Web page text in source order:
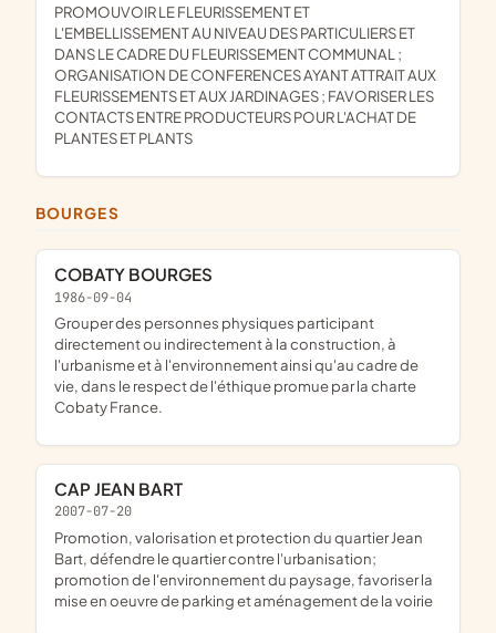
pROMOUVOIR LE FLEURISSEMENT ET
L'EMBELLISSEMENT AU NIVEAU DES PARTICULIERS ET
DANS LE CADRE DU FLEURISSEMENT COMMUNAL ;
ORGANISATION DE CONFERENCES AYANT ATTRAIT AUX
FLEURISSEMENTS ET AUX JARDINAGES ; FAVORISER LES
CONTACTS ENTRE PRODUCTEURS POUR L'ACHAT DE
PLANTES ET PLANTS
BOURGES
COBATY BOURGES
1986-09-04
Grouper des personnes physiques participant
directement ou indirectement à la construction, à
l'urbanisme et à l'environnement ainsi qu'au cadre de
vie, dans le respect de l'éthique promue par la charte
Cobaty France.
CAP JEAN BART
2007-07-20
promotion, valorisation et protection du quartier Jean
Bart, défendre le quartier contre l'urbanisation;
promotion de l'environnement du paysage, favoriser la
mise en oeuvre de parking et aménagement de la voirie